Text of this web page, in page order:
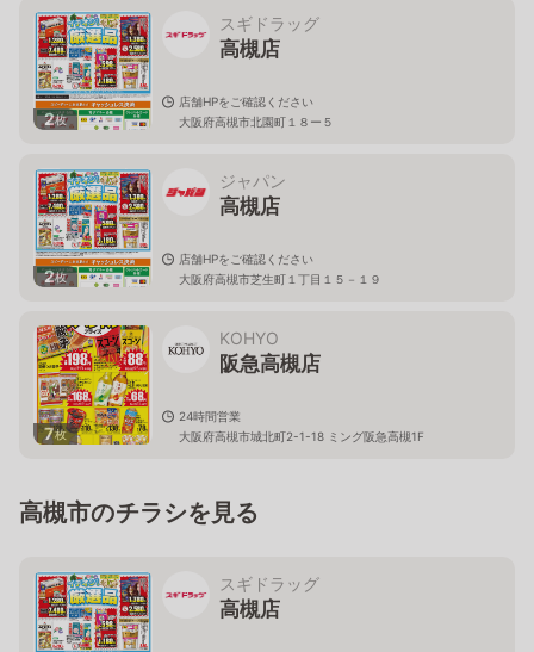
2枚
スギドラッグ
高槻店
店舗HPをご確認ください
大阪府高槻市北園町１８ー５
2枚
ジャパン
高槻店
店舗HPをご確認ください
大阪府高槻市芝生町１丁目１５－１９
7枚
KOHYO
阪急高槻店
24時間営業
大阪府高槻市城北町2-1-18 ミング阪急高槻1F
高槻市のチラシを見る
スギドラッグ
高槻店